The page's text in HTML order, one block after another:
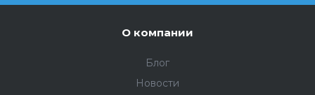
О компании
Блог
Новости